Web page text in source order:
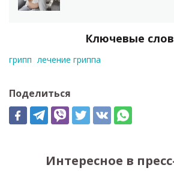
Ключевые
грипп лечение гриппа
Поделиться
Интересное в